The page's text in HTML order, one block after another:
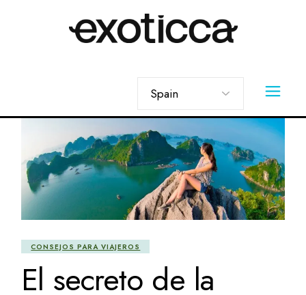
idioma
CONSEJOS PARA VIAJEROS
El secreto de la